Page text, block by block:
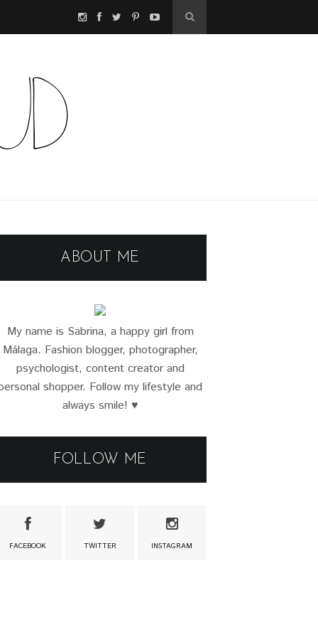
ABOUT ME
My name is Sabrina, a happy girl from
Málaga. Fashion blogger, photographer,
psychologist, content creator and
shopper. Follow my lifestyle and
always smile! ♥
FOLLOW ME
FACEBOOK TWITTER INSTAGRAM